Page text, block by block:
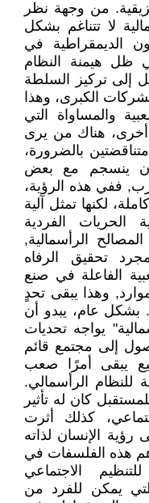
من وجهة نظر
لا تتناغم بشكل
الديمقراطية في
ظل هيمنة النظام
إلى تركيز السلطة
الكبرى، وهذا
والمساواة التي
أخرى، هناك من يرى
بالضرورة،
أن ينسجم مع بعض
ففي هذه الرؤية،
لكنها تمثل آلية
الحريات الفردية
الرأسمالية,
تحقيق الرفاه
الفاعلة في صنع
وهذا يبقى تحدٍ
بشكل عام، يبدو أن
يواجه تحديات
إلى مجتمع قائم
يبقى أمرًا صعب
للنظام الرأسمالي.
كان له تأثير
كذلك أثرت
رؤية الإنسان لذاته
هذه الفلسفات في
الاجتماعي
يمكن للفرد من